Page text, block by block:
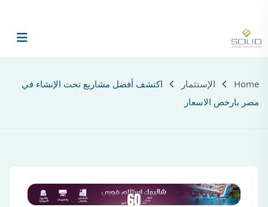
الرئيسية
Home الإستثمار
اكتشف أفضل مشاريع تحت الإنشاء في
مصر بارخص الاسعار